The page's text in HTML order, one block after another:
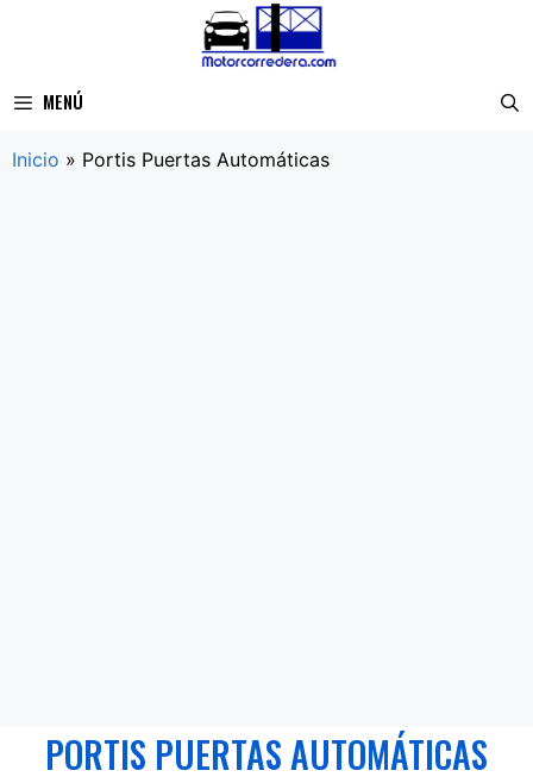
MENÚ
Inicio » Portis Puertas Automáticas
PORTIS PUERTAS AUTOMÁTICAS